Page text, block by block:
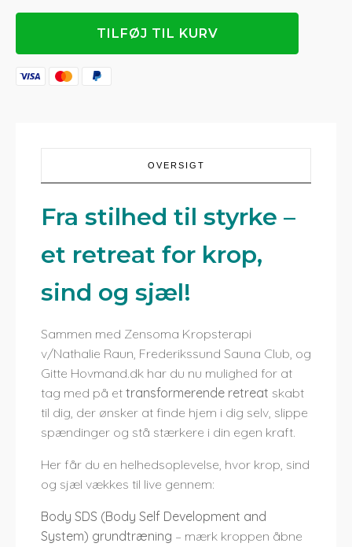
Ro,
Balance,
TILFØJ TIL KURV
OVERSIGT
Fra stilhed til styrke –
et retreat for krop,
sind og sjæl!
Sammen med Zensoma Kropsterapi
v/Nathalie Raun, Frederikssund Sauna Club, og
Gitte Hovmand.dk har du nu mulighed for at
tag med på et transformerende retreat skabt
til dig, der ønsker at finde hjem i dig selv, slippe
spændinger og stå stærkere i din egen kraft.
Her får du en helhedsoplevelse, hvor krop, sind
og sjæl vækkes til live gennem:
Body SDS (Body Self Development and
System) grundtræning – mærk kroppen åbne